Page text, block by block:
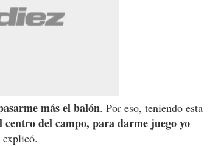
más el balón. Por eso, teniendo esta
del campo, para darme juego yo
explicó.